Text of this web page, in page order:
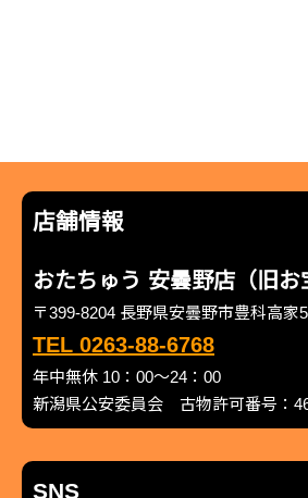
店舗情報
おたちゅう 安曇野店（旧お
〒399-8204 長野県安曇野市豊科高家
TEL 0263-88-6768
年中無休 10：00～24：00
新潟県公安委員会 古物許可番号：
SNS